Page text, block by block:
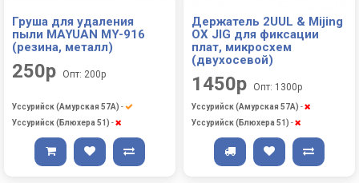
Груша для удаления
пыли MAYUAN MY-916
(резина, металл)
250р Опт: 200р
Уссурийск (Амурская 57А) -
Уссурийск (Блюхера 51) -
Держатель 2UUL & Mijing
OX JIG для фиксации
плат, микросхем
(двухосевой)
1450р Опт: 1300р
Уссурийск (Амурская 57А) -
Уссурийск (Блюхера 51) -